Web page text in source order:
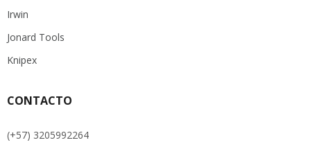
Irwin
Jonard Tools
Knipex
CONTACTO
(+57) 3205992264